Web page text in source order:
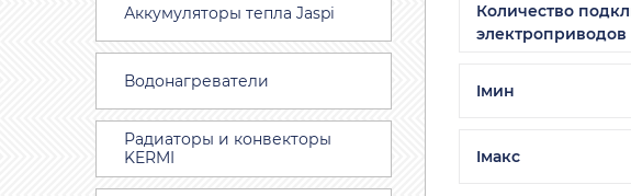
Количество
Iмин
Iмакс
Аккумуляторы тепла Jaspi
Водонагреватели
Радиаторы и конвекторы
KERMI